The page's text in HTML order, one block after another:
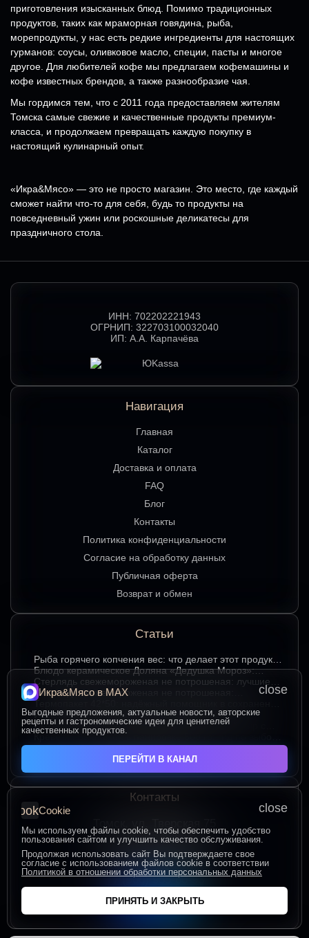
приготовления изысканных блюд. Помимо традиционных
продуктов, таких как мраморная говядина, рыба,
морепродукты, у нас есть редкие ингредиенты для настоящих
гурманов: соусы, оливковое масло, специи, пасты и многое
другое. Для любителей кофе мы предлагаем кофемашины и
кофе известных брендов, а также разнообразие чая.
Мы гордимся тем, что с 2011 года предоставляем жителям
Томска самые свежие и качественные продукты премиум-
класса, и продолжаем превращать каждую покупку в
настоящий кулинарный опыт.
«Икра&Мясо» — это не просто магазин. Это место, где каждый
сможет найти что-то для себя, будь то продукты на
повседневный ужин или роскошные деликатесы для
праздничного стола.
ИНН: 702202221943
ОГРНИП: 322703100032040
ИП: А.А. Карпачёва
Навигация
Главная
Каталог
Доставка и оплата
FAQ
Блог
Контакты
Политика конфиденциальности
Согласие на обработку данных
Публичная оферта
Возврат и обмен
Статьи
Рыба горячего копчения вес: что делает этот продукт
любимым среди ценителей
Блюдо керамическое Доляна «Дедушка Мороз»:
изюминка праздничного стола в ярком красном цвете
Стерлядь свежемороженая не потрошеная: лучшие
гастрономические сочетания для насыщенного вкуса
Стерлядь свежемороженая не потрошеная:
особенности выбора и использования в кулинарии
Термопакет 42*50: надёжный помощник в сохранении
свежести и удобстве хранения
Икра зернистая осетровых рыб Exclusive 50 гр.:
секреты идеальных сочетаний для гурманов
Сыр творожный 400 гр. от Брюкке — нежный сыр с
большим гастрономическим потенциалом
Креветка Ваннамей в панировке 500 гр: гид по выбору
и вкусному приготовлению
ЧИТАТЬ ВСЕ СТАТЬИ
Контакты
Томск, ул. Тверская 75
ПОСТРОИТЬ МАРШРУТ
Пн-Пт с 10:00 до 20:00
Сб-Вс с 10:00 до 19:00
+7 (906) 955-60-93
close
Икра&Мясо в МАХ
Выгодные предложения, актуальные новости, авторские
рецепты и гастрономические идеи для ценителей
качественных продуктов.
ПЕРЕЙТИ В КАНАЛ
close
cookieCookie
Мы используем файлы cookie, чтобы обеспечить удобство
пользования сайтом и улучшить качество обслуживания.
Продолжая использовать сайт Вы подтверждаете свое
согласие с использованием файлов cookie в соответствии
Политикой в отношении обработки персональных данных
ПРИНЯТЬ И ЗАКРЫТЬ